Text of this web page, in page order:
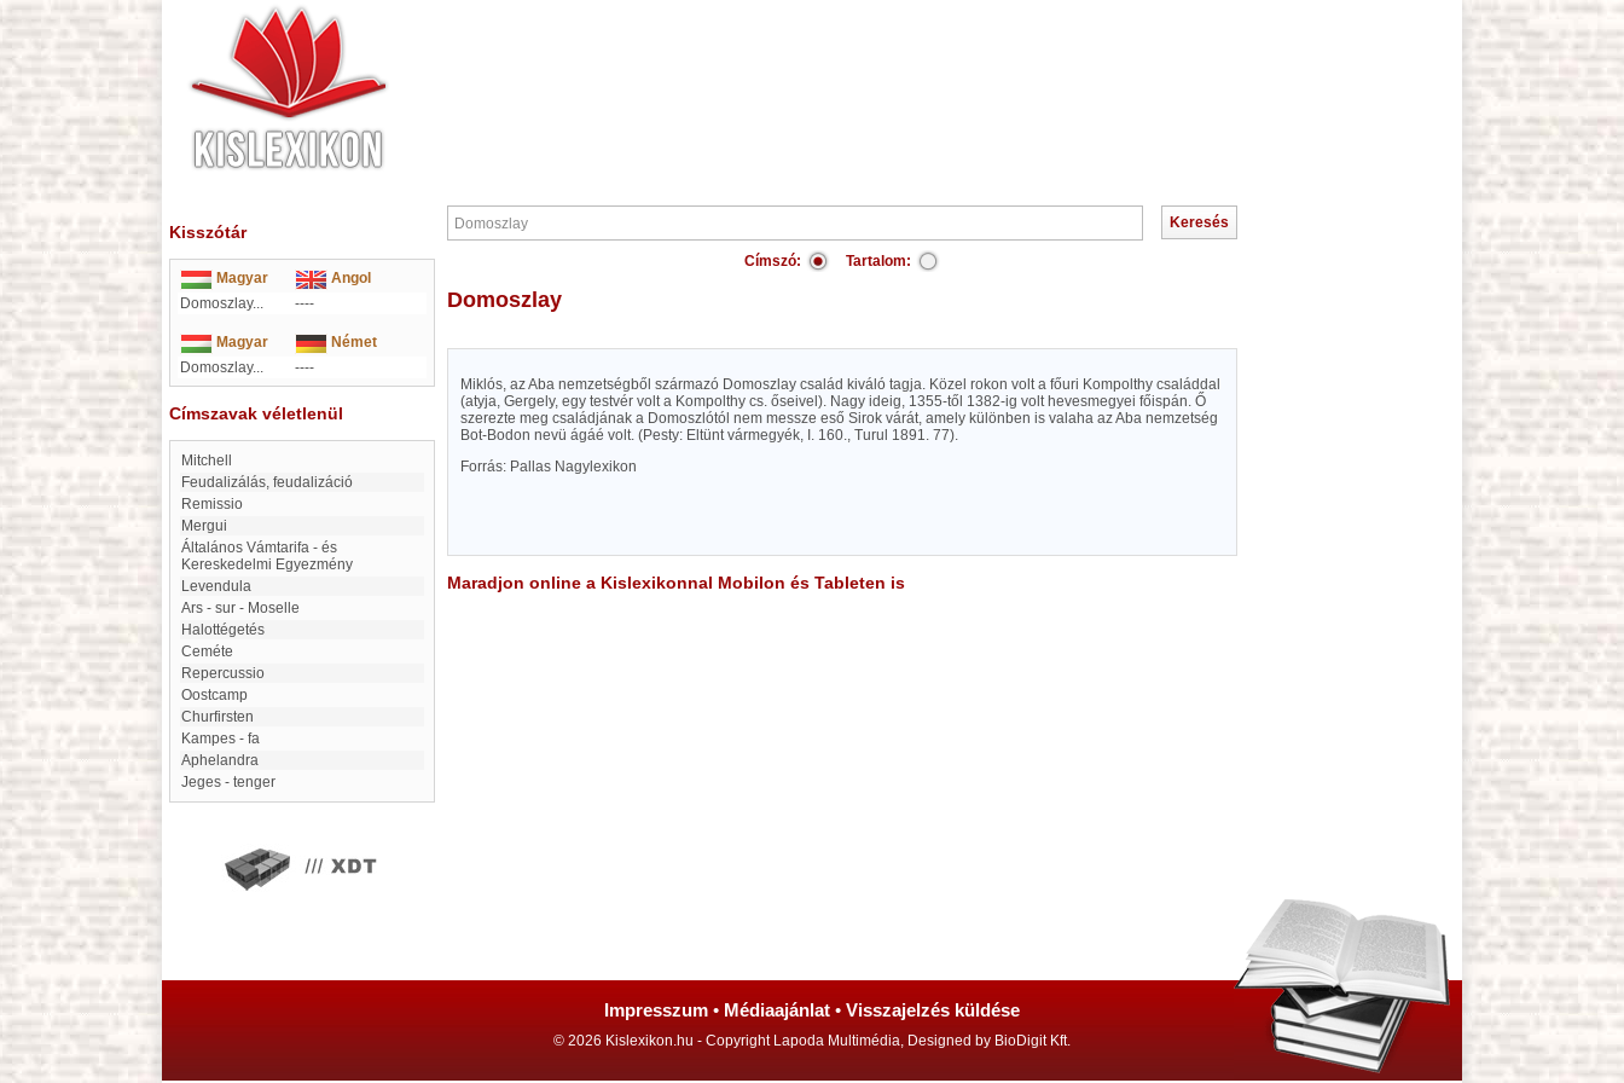
Kisszótár
Magyar
Angol
Domoszlay...
----
Magyar
Német
Domoszlay...
----
Címszavak véletlenül
Mitchell
feudalizálás, feudalizáció
Remissio
Mergui
Általános Vámtarifa - és
Kereskedelmi Egyezmény
Levendula
Ars - sur - Moselle
Halottégetés
Ceméte
Repercussio
Oostcamp
Churfirsten
Kampes - fa
Aphelandra
Jeges - tenger
Címszó: Tartalom:
Domoszlay
Miklós, az Aba nemzetségből származó Domoszlay család kiváló tagja. Közel rokon volt a főuri Kompolthy családdal
(atyja, Gergely, egy testvér volt a Kompolthy cs. őseivel). Nagy ideig, 1355-től 1382-ig volt hevesmegyei főispán. Ő
szerezte meg családjának a Domoszlótól nem messze eső Sirok várát, amely különben is valaha az Aba nemzetség
Bot-Bodon nevü ágáé volt. (Pesty: Eltünt vármegyék, I. 160., Turul 1891. 77).
Forrás: Pallas Nagylexikon
Maradjon online a Kislexikonnal Mobilon és Tableten is
Impresszum • Médiaajánlat • Visszajelzés küldése
© 2026 Kislexikon.hu - Copyright Lapoda Multimédia, Designed by BioDigit Kft.